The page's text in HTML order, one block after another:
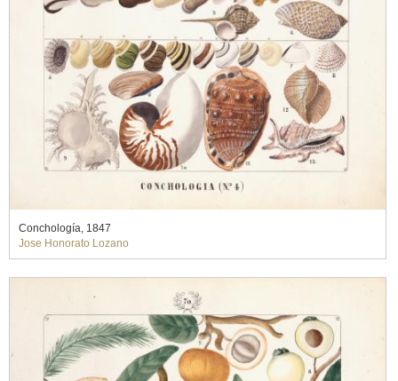
Conchología, 1847
Jose Honorato Lozano